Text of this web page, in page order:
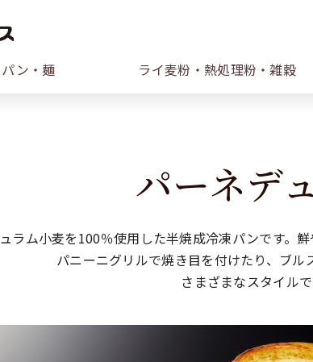
ン・麺 ライ麦粉・熱処理粉・雑穀
パーネデ
ラム小麦を100％使用した半焼成冷凍パンです。
パニーニグリルで焼き目を付けたり、ブ
さまざまなスタイルで